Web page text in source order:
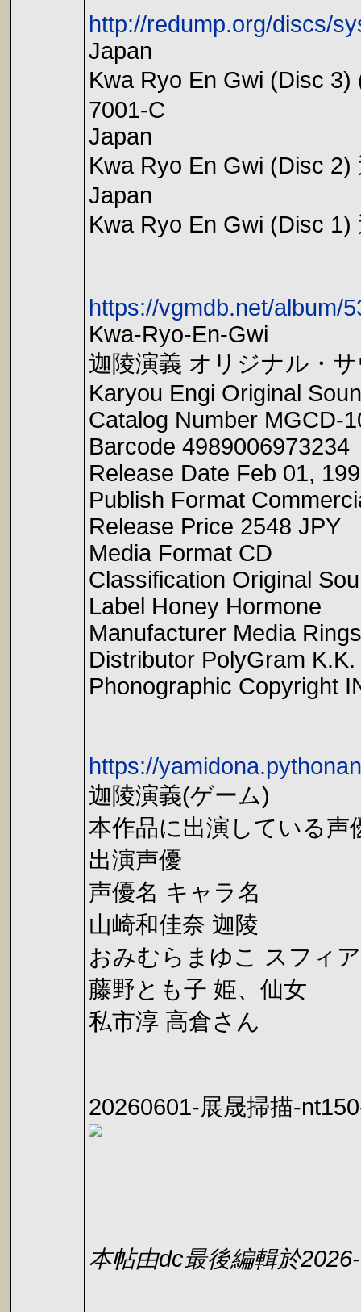
http://redump.org/discs/
Japan
Kwa Ryo En Gwi (Disc
7001-C
Japan
Kwa Ryo En Gwi (Disc
Japan
Kwa Ryo En Gwi (Disc
https://vgmdb.net/album/
Kwa-Ryo-En-Gwi
迦陵演義 オリジナル・
Karyou Engi Original
Catalog Number MGCD-
Barcode 4989006973234
Release Date Feb 01,
Publish Format
Release Price 2548 JPY
Media Format CD
Classification Original
Label Honey Hormone
Manufacturer Media
Distributor PolyGram K.K.
Phonographic Copyright
https://
迦陵演義(ゲーム)
本作品に出演している声
出演声優
声優名 キャラ名
山崎和佳奈 迦陵
おみむらまゆこ スフィ
藤野とも子 姫、仙女
私市淳 高倉さん
20260601-展晟掃描-
本帖由dc最後編輯於